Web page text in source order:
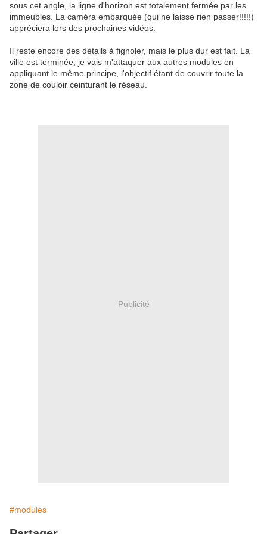
sous cet angle, la ligne d'horizon est totalement fermée par les
immeubles. La caméra embarquée (qui ne laisse rien passer!!!!!)
appréciera lors des prochaines vidéos.
Il reste encore des détails à fignoler, mais le plus dur est fait. La
ville est terminée, je vais m'attaquer aux autres modules en
appliquant le même principe, l'objectif étant de couvrir toute la
zone de couloir ceinturant le réseau.
Publicité
#modules